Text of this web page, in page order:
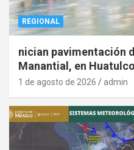
REGIONAL
nician pavimentación
Manantial, en Huatulco
1 de agosto de 2026 admin